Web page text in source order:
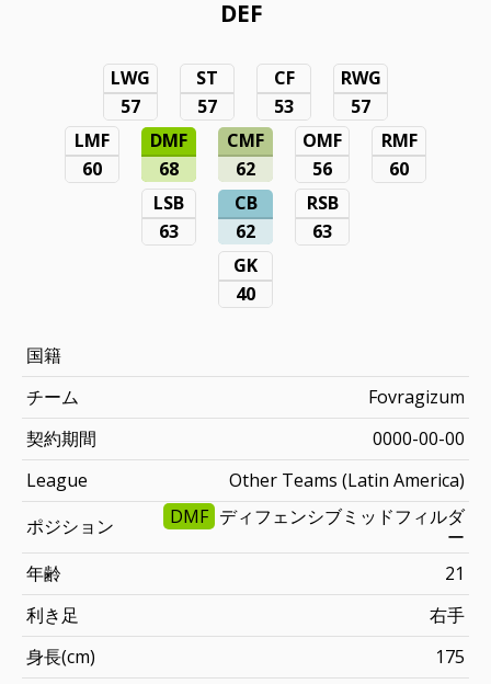
DEF
LWG
57
ST
57
CF
53
RWG
57
LMF
60
DMF
68
CMF
62
OMF
56
RMF
60
LSB
63
CB
62
RSB
63
GK
40
国籍
チーム
Fovragizum
契約期間
0000-00-00
League
Other Teams (Latin America)
ポジション
DMF ディフェンシブミッドフィルダ
ー
年齢
21
利き足
右手
身長(cm)
175